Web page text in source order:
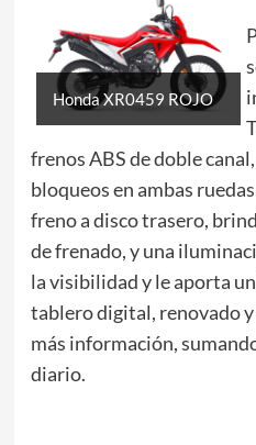
Honda XR0459 ROJO
frenos ABS de doble
bloqueos en ambas
freno a disco trasero,
de frenado, y una
la visibilidad y le aporta
tablero digital, renovado
más información,
diario.